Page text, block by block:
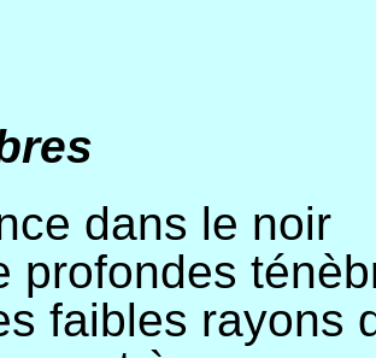
dans le noir
profondes
faibles rayons